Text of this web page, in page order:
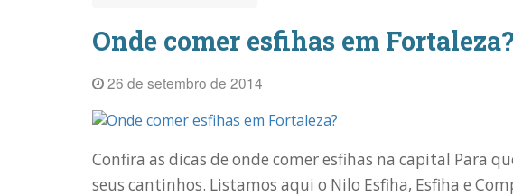
Onde comer esfihas em Fortaleza?
26 de setembro de 2014
Confira as dicas de onde comer esfihas na capital Para
seus cantinhos. Listamos aqui o Nilo Esfiha, Esfiha e